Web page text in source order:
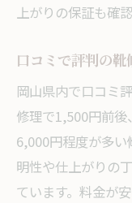
上がりの保証も確
口コミで評判の
岡山県内で口コミ
修理で1,500円前
6,000円程度が多
明性や仕上がりの
ています。料金が